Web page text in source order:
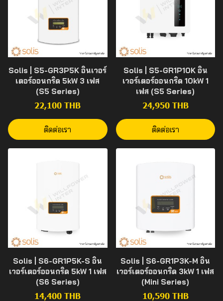
Solis | S5-GR3P5K อินเวอร์
เตอร์ออนกริด 5kW 3 เฟส
(S5 Series)
22,100 THB
ติดต่อเรา
Solis | S5-GR1P10K อิน
เวอร์เตอร์ออนกริด 10kW 1
เฟส (S5 Series)
24,950 THB
ติดต่อเรา
Solis | S6-GR1P5K-S อิน
เวอร์เตอร์ออนกริด 5kW 1 เฟส
(S6 Series)
14,400 THB
Solis | S6-GR1P3K-M อิน
เวอร์เตอร์ออนกริด 3kW 1 เฟส
(Mini Series)
10,590 THB